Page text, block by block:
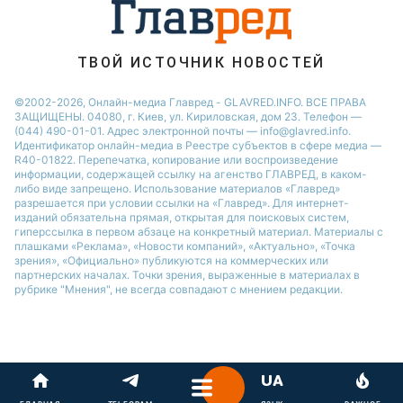
ТВОЙ ИСТОЧНИК НОВОСТЕЙ
©2002-2026, Онлайн-медиа Главред - GLAVRED.INFO. ВСЕ ПРАВА
ЗАЩИЩЕНЫ. 04080, г. Киев, ул. Кириловская, дом 23. Телефон —
(044) 490-01-01. Адрес электронной почты — info@glavred.info.
Идентификатор онлайн-медиа в Реестре cубъектов в сфере медиа —
R40-01822. Перепечатка, копирование или воспроизведение
информации, содержащей ссылку на агенство ГЛАВРЕД, в каком-
либо виде запрещено. Использование материалов «Главред»
разрешается при условии ссылки на «Главред». Для интернет-
изданий обязательна прямая, открытая для поисковых систем,
гиперссылка в первом абзаце на конкретный материал. Материалы с
плашками «Реклама», «Новости компаний», «Актуально», «Точка
зрения», «Официально» публикуются на коммерческих или
партнерских началах. Точки зрения, выраженные в материалах в
рубрике "Мнения", не всегда совпадают с мнением редакции.